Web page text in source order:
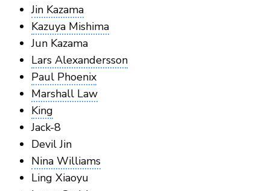
Jin Kazama
Kazuya Mishima
Jun Kazama
Lars Alexandersson
Paul Phoenix
Marshall Law
King
Jack-8
Devil Jin
Nina Williams
Ling Xiaoyu